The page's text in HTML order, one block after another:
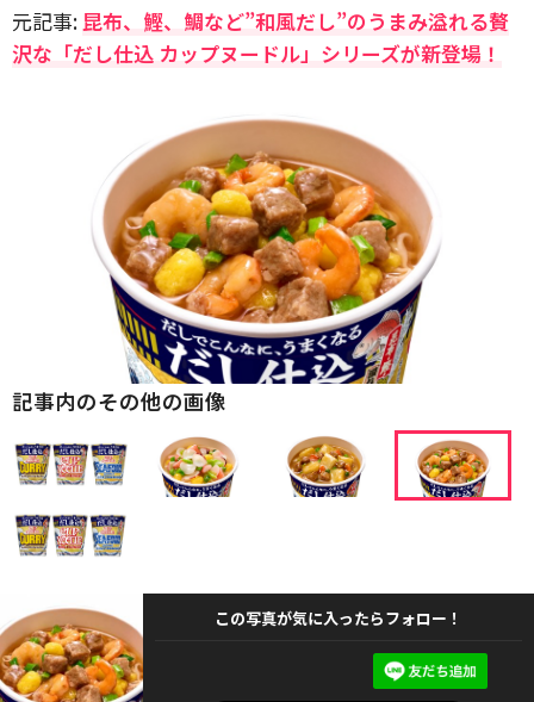
元記事:昆布、鰹、鯛など”和風だし”のうまみ溢れる贅
沢な「だし仕込 カップヌードル」シリーズが新登場！
記事内のその他の画像
この写真が気に入ったらフォロー！